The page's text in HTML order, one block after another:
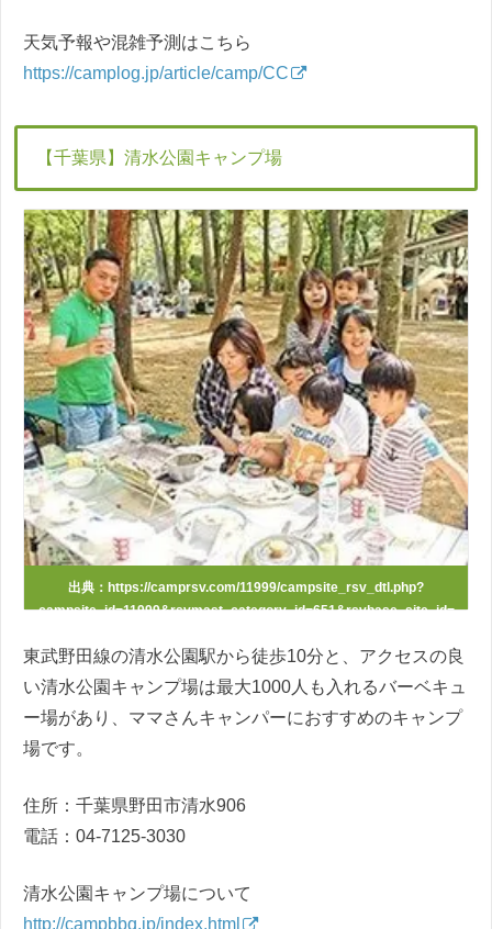
天気予報や混雑予測はこちら
https://camplog.jp/article/camp/CC
【千葉県】清水公園キャンプ場
出典： https://camprsv.com/11999/campsite_rsv_dtl.php?
campsite_id=11999&rsvmast_category_id=651&rsvbase_site_id=
東武野田線の清水公園駅から徒歩10分と、アクセスの良
い清水公園キャンプ場は最大1000人も入れるバーベキュ
ー場があり、ママさんキャンパーにおすすめのキャンプ
場です。
住所： 千葉県野田市清水906
電話：04-7125-3030
清水公園キャンプ場について
http://campbbq.jp/index.html